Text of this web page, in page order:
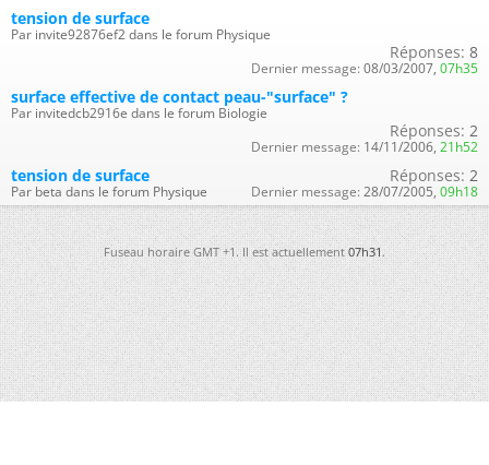
tension de surface
Par invite92876ef2 dans le forum Physique
Réponses: 8
Dernier message: 08/03/2007, 07h35
surface effective de contact peau-"surface" ?
Par invitedcb2916e dans le forum Biologie
Réponses: 2
Dernier message: 14/11/2006, 21h52
tension de surface
Par beta dans le forum Physique
Réponses: 2
Dernier message: 28/07/2005, 09h18
Fuseau horaire GMT +1. Il est actuellement07h31.